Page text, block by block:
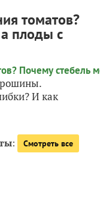
томатов?
плоды с
И как
: Смотреть все